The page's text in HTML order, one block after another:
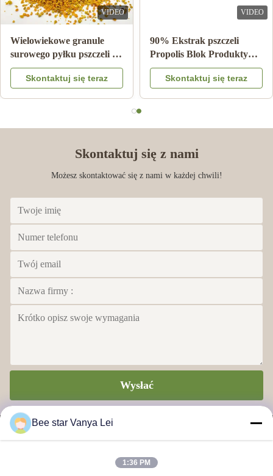
VIDEO
Wielowiekowe granule
surowego pyłku pszczeli 25
kg Karton suplement diety
Skontaktuj się teraz
90% Ekstrak pszczeli
Propolis Blok
pszczeli Do pielęgnacji
zdrowia z Bee star
Skontaktuj się
Skontaktuj się z nami
Możesz skontaktować się z nami w każdej chwili!
Wysłać
Bee star Vanya Lei
1:36 PM